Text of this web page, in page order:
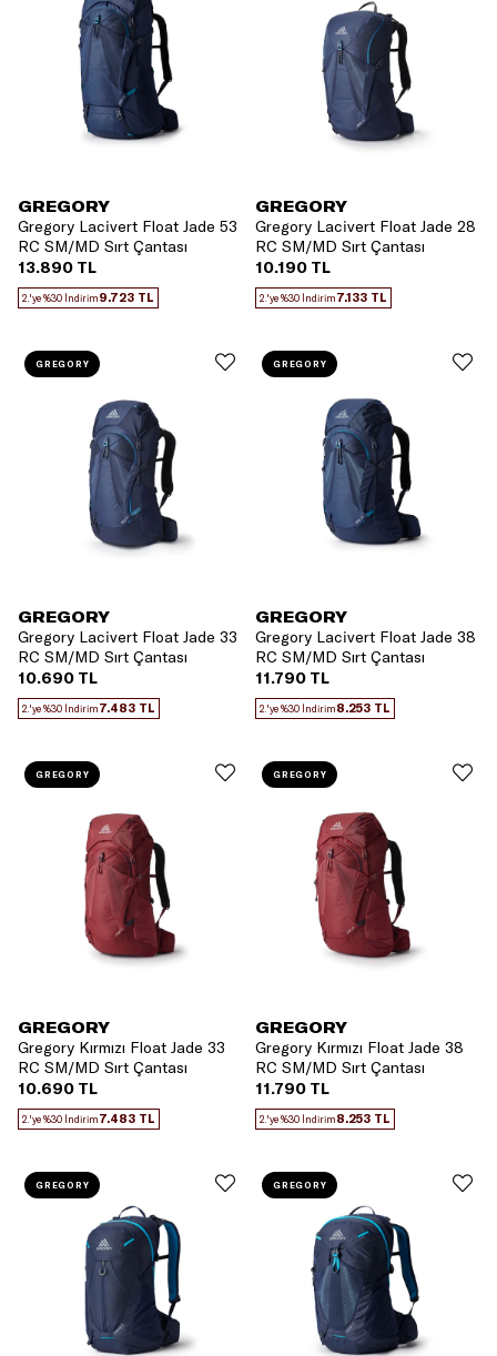
GREGORY
Gregory Lacivert Float Jade 53
RC SM/MD Sırt Çantası
13.890 TL
2.'ye %30 İndirim9.723 TL
GREGORY
Gregory Lacivert Float Jade 28
RC SM/MD Sırt Çantası
10.190 TL
2.'ye %30 İndirim7.133 TL
GREGORY
Gregory Lacivert Float Jade 33
RC SM/MD Sırt Çantası
10.690 TL
2.'ye %30 İndirim7.483 TL
GREGORY
GREGORY
Gregory Lacivert Float Jade 38
RC SM/MD Sırt Çantası
11.790 TL
2.'ye %30 İndirim8.253 TL
GREGORY
GREGORY
Gregory Kırmızı Float Jade 33
RC SM/MD Sırt Çantası
10.690 TL
2.'ye %30 İndirim7.483 TL
GREGORY
GREGORY
Gregory Kırmızı Float Jade 38
RC SM/MD Sırt Çantası
11.790 TL
2.'ye %30 İndirim8.253 TL
GREGORY
GREGORY GREGORY